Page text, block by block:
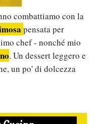
combattiamo con la
pensata per
chef - nonché mio
. Un dessert leggero e
un po' di dolcezza